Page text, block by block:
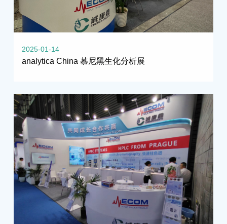
2025-01-14
analytica China 慕尼黑生化分析展